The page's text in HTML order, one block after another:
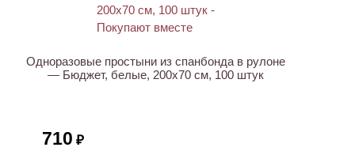
Одноразовые простыни из спанбонда в рулоне
— Бюджет, белые, 200х70 см, 100 штук
710 ₽